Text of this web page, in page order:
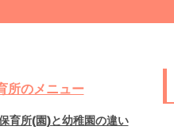
所のメニュー
育所(園)と幼稚園の違い